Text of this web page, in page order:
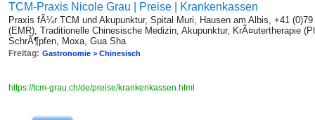
TCM-Praxis Nicole Grau | Preise | Krankenkassen
Praxis fÃ¼r TCM und Akupunktur, Spital Muri, Hausen am Albis, +41
(EMR), Traditionelle Chinesische Medizin, Akupunktur, KrÃ¤utertherapie
SchrÃ¶pfen, Moxa, Gua Sha
Freitag: Gastronomie > Chinesisch
https://tcm-grau.ch/de/preise/krankenkassen.html